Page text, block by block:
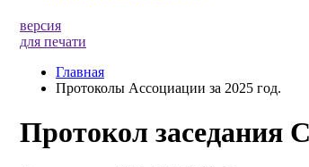
версия
для печати
Главная
Протоколы Ассоциации за 2025 год.
Протокол заседания